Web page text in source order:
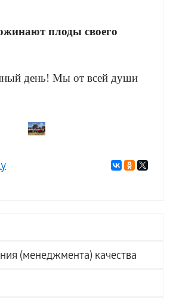
(менеджмента) качества
плоды своего
день! Мы от всей души